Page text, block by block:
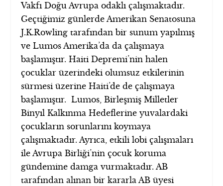
Vakfı Doğu Avrupa odaklı çalışmaktadır.
Geçtiğimiz günlerde Amerikan Senatosuna
J.K.Rowling tarafından bir sunum yapılmış
ve Lumos Amerika’da da çalışmaya
başlamıştır. Haiti Depremi’nin halen
çocuklar üzerindeki olumsuz etkilerinin
sürmesi üzerine Haiti’de de çalışmaya
başlamıştır. Lumos, Birleşmiş Milletler
Binyıl Kalkınma Hedeflerine yuvalardaki
çocukların sorunlarını koymaya
çalışmaktadır. Ayrıca, etkili lobi çalışmaları
ile Avrupa Birliği’nin çocuk koruma
gündemine damga vurmaktadır. AB
tarafından alınan bir kararla AB üyesi